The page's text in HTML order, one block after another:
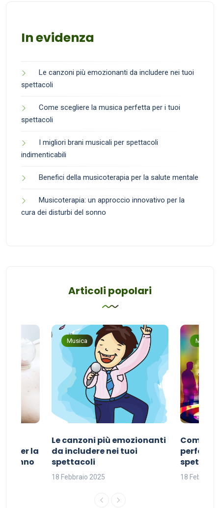
In evidenza
Le canzoni più emozionanti da includere nei tuoi
spettacoli
Come scegliere la musica perfetta per i tuoi
spettacoli
I migliori brani musicali per spettacoli
indimenticabili
Benefici della musicoterapia per la salute mentale
Musicoterapia: un approccio innovativo per la
cura dei disturbi del sonno
Articoli popolari
per la
sonno
Musica
Le canzoni più emozionanti
da includere nei tuoi
spettacoli
18 Febbraio 2025
Musica
Come
perfetta
18 Febbraio